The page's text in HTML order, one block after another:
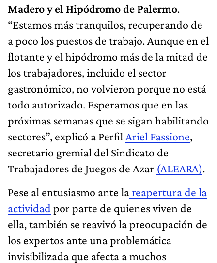
Madero y el Hipódromo de Palermo.
“Estamos más tranquilos, recuperando de
a poco los puestos de trabajo. Aunque en el
flotante y el hipódromo más de la mitad de
los trabajadores, incluido el sector
gastronómico, no volvieron porque no está
todo autorizado. Esperamos que en las
próximas semanas que se sigan habilitando
sectores”, explicó a Perfil Ariel Fassione,
secretario gremial del Sindicato de
Trabajadores de Juegos de Azar (ALEARA).
Pese al entusiasmo ante lareapertura de la
actividad por parte de quienes viven de
ella, también se reavivó la preocupación de
los expertos ante una problemática
invisibilizada que afecta a muchos